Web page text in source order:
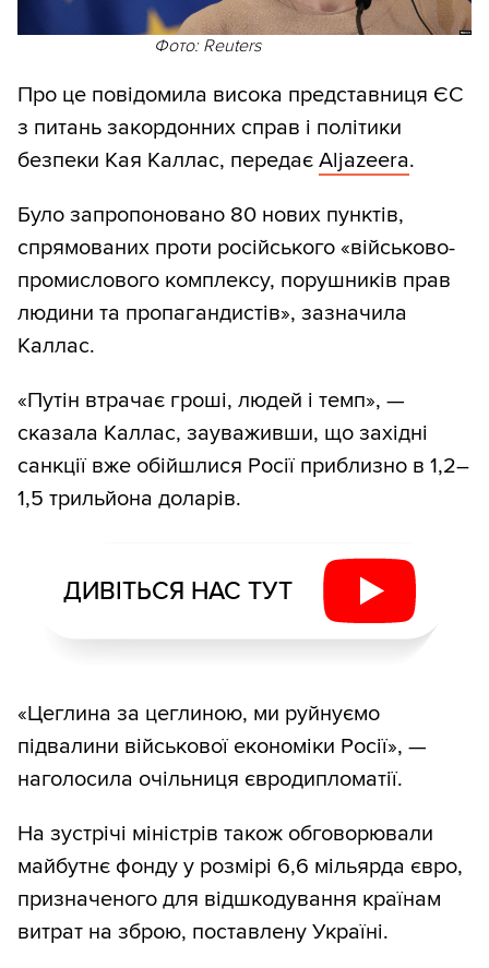
Фото: Reuters
Про це повідомила висока представниця ЄС
з питань закордонних справ і політики
безпеки Кая Каллас, передає Aljazeera.
Було запропоновано 80 нових пунктів,
спрямованих проти російського «військово-
промислового комплексу, порушників прав
людини та пропагандистів», зазначила
Каллас.
«Путін втрачає гроші, людей і темп», —
сказала Каллас, зауваживши, що західні
санкції вже обійшлися Росії приблизно в 1,2–
1,5 трильйона доларів.
ДИВІТЬСЯ НАС ТУТ
«Цеглина за цеглиною, ми руйнуємо
підвалини військової економіки Росії», —
наголосила очільниця євродипломатії.
На зустрічі міністрів також обговорювали
майбутнє фонду у розмірі 6,6 мільярда євро,
призначеного для відшкодування країнам
витрат на зброю, поставлену Україні.